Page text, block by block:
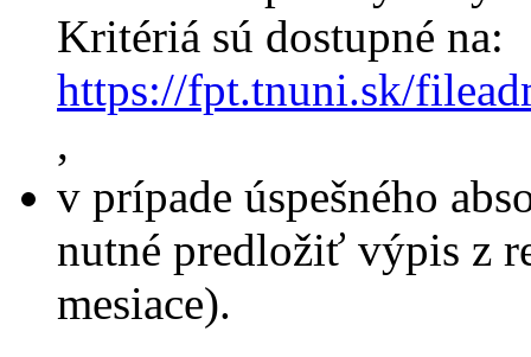
Kritériá sú dostupné na:
https://fpt.tnuni.sk/
,
v prípade úspešného
nutné predložiť výpis z
mesiace).